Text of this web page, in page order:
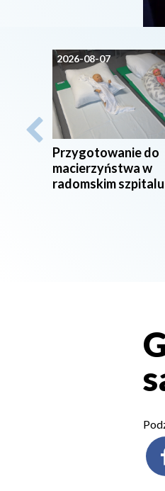
2026-08-07
Przygotowanie do
macierzyństwa w
radomskim szpitalu